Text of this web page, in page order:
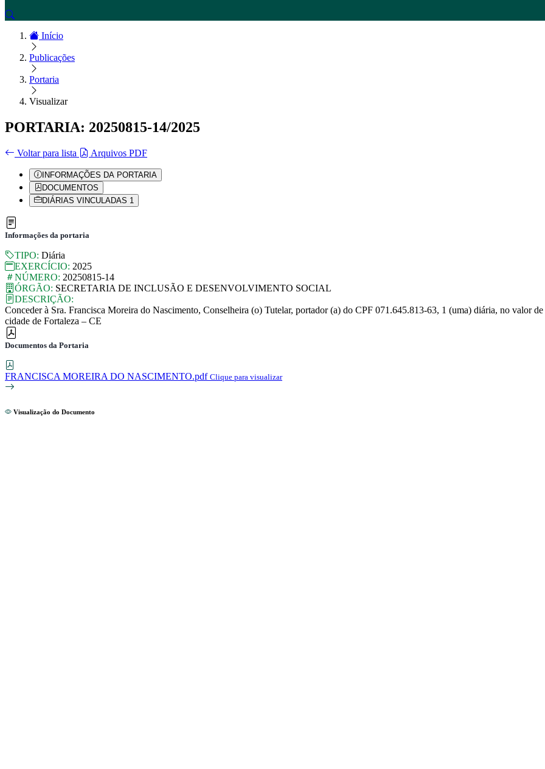
Início
Publicações
Portaria
Visualizar
PORTARIA: 20250815-14/2025
Voltar para lista Arquivos PDF
INFORMAÇÕES DA PORTARIA
DOCUMENTOS
DIÁRIAS VINCULADAS 1
Informações da portaria
TIPO: Diária
EXERCÍCIO: 2025
NÚMERO: 20250815-14
ÓRGÃO: SECRETARIA DE INCLUSÃO E DESENVOLVIMENTO SOCIAL
DESCRIÇÃO:
Conceder à Sra. Francisca Moreira do Nascimento, Conselheira (o) Tutelar, portador (a) do CPF 071.645.813-63, 1 (uma) diária, no valor
cidade de Fortaleza – CE
Documentos da Portaria
FRANCISCA MOREIRA DO NASCIMENTO.pdf Clique para visualizar
Visualização do Documento